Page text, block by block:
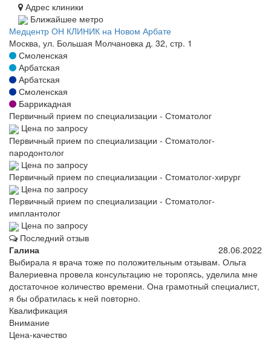
Адрес клиники
Ближайшее метро
Медцентр ОН КЛИНИК на Новом Арбате
Москва, ул. Большая Молчановка д. 32, стр. 1
Смоленская
Арбатская
Арбатская
Смоленская
Баррикадная
Первичный прием по специализации - Стоматолог
Цена по запросу
Первичный прием по специализации - Стоматолог-
пародонтолог
Цена по запросу
Первичный прием по специализации - Стоматолог-хирург
Цена по запросу
Первичный прием по специализации - Стоматолог-
имплантолог
Цена по запросу
Последний отзыв
Галина
28.06.2022
Выбирала я врача тоже по положительным отзывам. Ольга
Валериевна провела консультацию не торопясь, уделила мне
достаточное количество времени. Она грамотный специалист,
я бы обратилась к ней повторно.
Квалификация
Внимание
Цена-качество